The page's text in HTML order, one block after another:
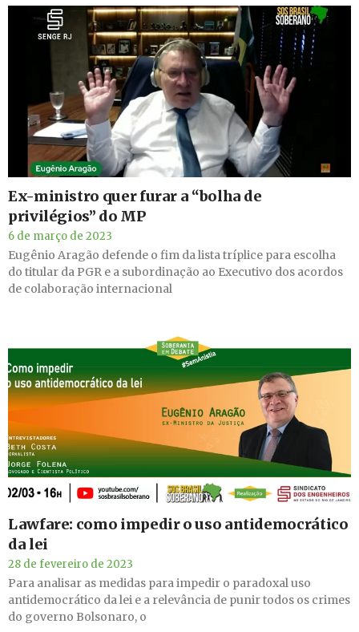
Ex-ministro quer furar a “bolha de
privilégios” do MP
6 de março de 2023
Eugênio Aragão defende o fim da lista tríplice para escolha
do titular da PGR e a subordinação ao Executivo dos acordos
de colaboração internacional
Lawfare: como impedir o uso antidemocrático
da lei
28 de fevereiro de 2023
Para analisar as medidas para impedir o paradoxal uso
antidemocrático da lei e a relevância de punir todos os crimes
do governo Bolsonaro, o